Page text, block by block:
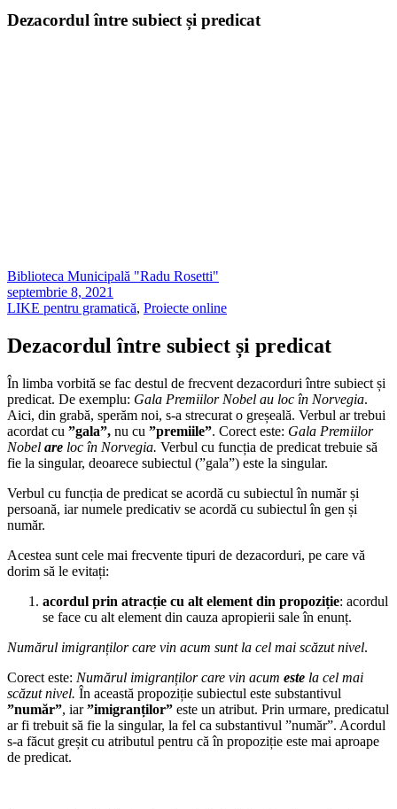
Dezacordul între subiect și predicat
Biblioteca Municipală "Radu Rosetti"
septembrie 8, 2021
LIKE pentru gramatică, Proiecte online
Dezacordul între subiect și predicat
În limba vorbită se fac destul de frecvent dezacorduri între subiect și
predicat. De exemplu: Gala Premiilor Nobel au loc în Norvegia.
Aici, din grabă, sperăm noi, s-a strecurat o greșeală. Verbul ar trebui
acordat cu ”gala”, nu cu ”premiile”. Corect este: Gala Premiilor
Nobel are loc în Norvegia. Verbul cu funcția de predicat trebuie să
fie la singular, deoarece subiectul (”gala”) este la singular.
Verbul cu funcția de predicat se acordă cu subiectul în număr și
persoană, iar numele predicativ se acordă cu subiectul în gen și
număr.
Acestea sunt cele mai frecvente tipuri de dezacorduri, pe care vă
dorim să le evitați:
acordul prin atracție cu alt element din propoziție: acordul
se face cu alt element din cauza apropierii sale în enunț.
Numărul imigranților care vin acum sunt la cel mai scăzut nivel.
Corect este: Numărul imigranților care vin acum este la cel mai
scăzut nivel. În această propoziție subiectul este substantivul
”număr”, iar”imigranților” este un atribut. Prin urmare, predicatul
ar fi trebuit să fie la singular, la fel ca substantivul ”număr”. Acordul
s-a făcut greșit cu atributul pentru că în propoziție este mai aproape
de predicat.